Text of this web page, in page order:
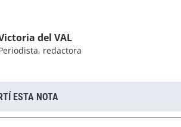
del VAL
redactora
ESTA NOTA